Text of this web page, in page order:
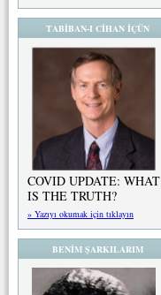
TABİBAN-I CİHAN İÇÜN
COVID UPDATE: WHAT
IS THE TRUTH?
» Yazıyı okumak için tıklayın
BENİM ŞARKILARIM